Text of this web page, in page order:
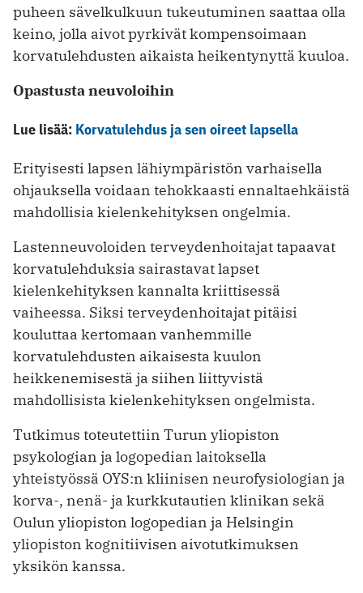
puheen sävelkulkuun tukeutuminen saattaa olla
keino, jolla aivot pyrkivät kompensoimaan
korvatulehdusten aikaista heikentynyttä kuuloa.
Opastusta neuvoloihin
Lue lisää: Korvatulehdus ja sen oireet lapsella
Erityisesti lapsen lähiympäristön varhaisella
ohjauksella voidaan tehokkaasti ennaltaehkäistä
mahdollisia kielenkehityksen ongelmia.
Lastenneuvoloiden terveydenhoitajat tapaavat
korvatulehduksia sairastavat lapset
kielenkehityksen kannalta kriittisessä
vaiheessa. Siksi terveydenhoitajat pitäisi
kouluttaa kertomaan vanhemmille
korvatulehdusten aikaisesta kuulon
heikkenemisestä ja siihen liittyvistä
mahdollisista kielenkehityksen ongelmista.
Tutkimus toteutettiin Turun yliopiston
psykologian ja logopedian laitoksella
yhteistyössä OYS:n kliinisen neurofysiologian ja
korva-, nenä- ja kurkkutautien klinikan sekä
Oulun yliopiston logopedian ja Helsingin
yliopiston kognitiivisen aivotutkimuksen
yksikön kanssa.